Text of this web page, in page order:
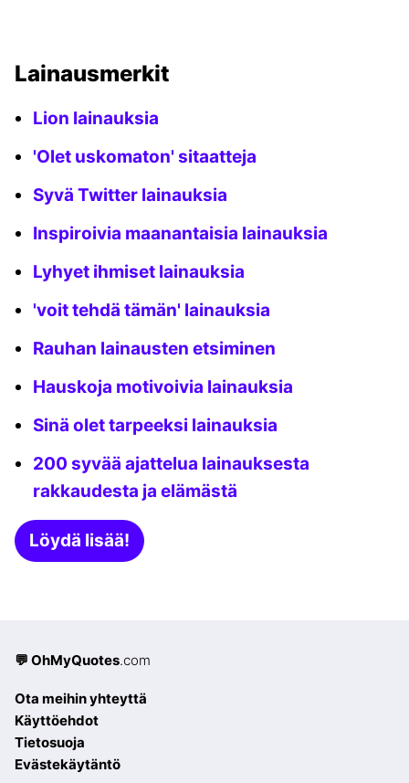
Lainausmerkit
Lion lainauksia
'Olet uskomaton' sitaatteja
Syvä Twitter lainauksia
Inspiroivia maanantaisia lainauksia
Lyhyet ihmiset lainauksia
'voit tehdä tämän' lainauksia
Rauhan lainausten etsiminen
Hauskoja motivoivia lainauksia
Sinä olet tarpeeksi lainauksia
200 syvää ajattelua lainauksesta
rakkaudesta ja elämästä
Löydä lisää!
💬 OhMyQuotes.com
Ota meihin yhteyttä
Käyttöehdot
Tietosuoja
Evästekäytäntö